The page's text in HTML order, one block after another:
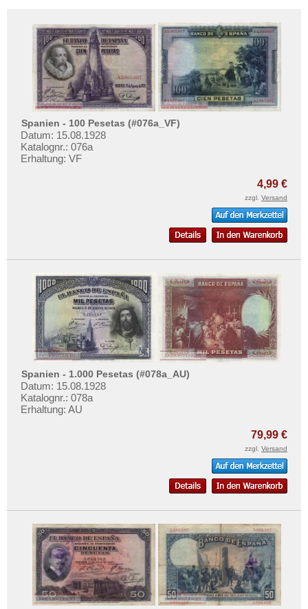
Spanien - 100 Pesetas (#076a_VF)
Datum: 15.08.1928
Katalognr.: 076a
Erhaltung: VF
4,99 €
zzgl. Versand
Spanien - 1.000 Pesetas (#078a_AU)
Datum: 15.08.1928
Katalognr.: 078a
Erhaltung: AU
79,99 €
zzgl. Versand